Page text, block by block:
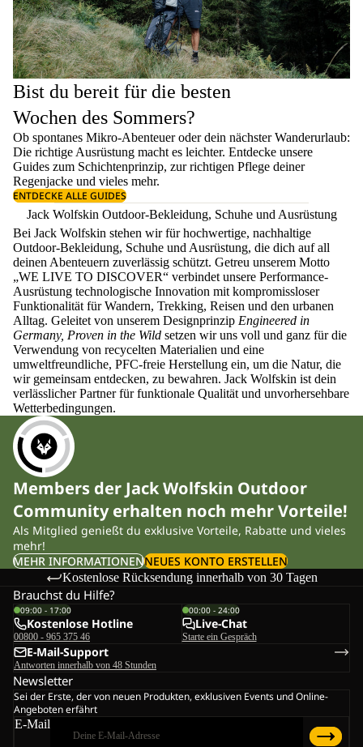
Bist du bereit für die besten
Wochen des Sommers?
Ob spontanes Mikro-Abenteuer oder dein nächster Wanderurlaub:
Die richtige Ausrüstung macht es leichter. Entdecke unsere
Guides zum Schichtenprinzip, zur richtigen Pflege deiner
Regenjacke und vieles mehr.
ENTDECKE ALLE GUIDES
Jack Wolfskin Outdoor-Bekleidung, Schuhe und Ausrüstung
Bei Jack Wolfskin stehen wir für hochwertige, nachhaltige
Outdoor-Bekleidung, Schuhe und Ausrüstung, die dich auf all
deinen Abenteuern zuverlässig schützt. Getreu unserem Motto
„WE LIVE TO DISCOVER“ verbindet unsere Performance-
Ausrüstung technologische Innovation mit kompromissloser
Funktionalität für Wandern, Trekking, Reisen und den urbanen
Alltag. Geleitet von unserem Designprinzip Engineered in
Germany, Proven in the Wild setzen wir uns voll und ganz für die
Verwendung von recycelten Materialien und eine
umweltfreundliche, PFC-freie Herstellung ein, um die Natur, die
wir gemeinsam entdecken, zu bewahren. Jack Wolfskin ist dein
verlässlicher Partner für funktionale Qualität und unvorhersehbare
Wetterbedingungen.
Members der Jack Wolfskin Outdoor
Community erhalten noch mehr Vorteile!
Als Mitglied genießt du exklusive Vorteile, Rabatte und vieles
mehr!
MEHR INFORMATIONENNEUES KONTO ERSTELLEN
Kostenlose Rücksendung innerhalb von 30 Tagen
Brauchst du Hilfe?
09:00 - 17:00
Kostenlose Hotline
00800 - 965 375 46
00:00 - 24:00
Live-Chat
Starte ein Gespräch
E-Mail-Support
Antworten innerhalb von 48 Stunden
Newsletter
Sei der Erste, der von neuen Produkten, exklusiven Events und Online-
Angeboten erfährt
E-Mail